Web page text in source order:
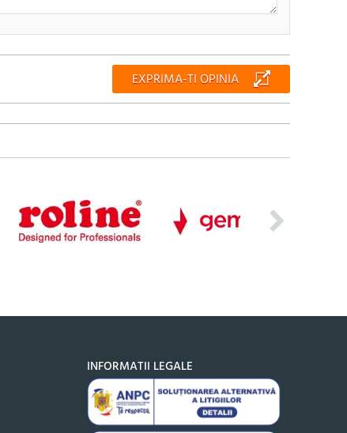
EXPRIMA-TI OPINIA
INFORMATII LEGALE